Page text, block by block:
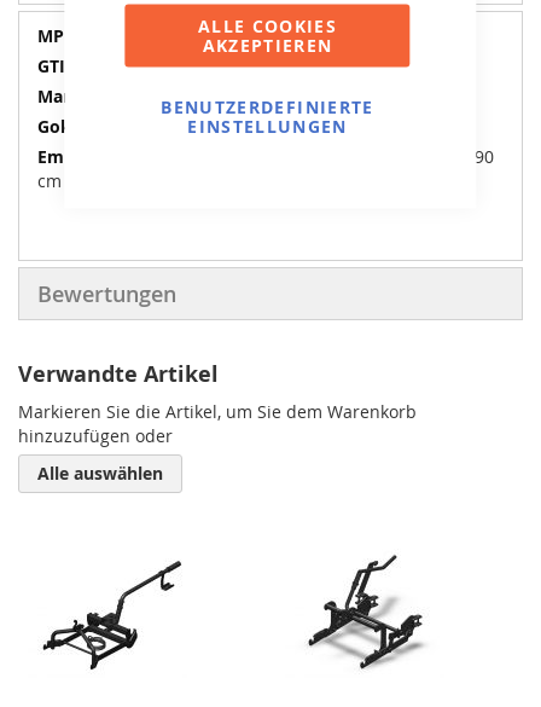
ALLE COOKIES
AKZEPTIEREN
BENUTZERDEFINIERTE
EINSTELLUNGEN
Mehr
Informationen 8715839063486
BFR
5-99 Jahre / 125-190
cm
Bewertungen
Verwandte Artikel
Markieren Sie die Artikel, um Sie dem Warenkorb
hinzuzufügen oder
Alle auswählen